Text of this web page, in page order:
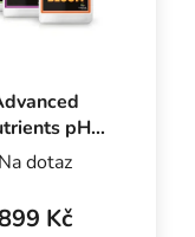
pH
Grow-
hnojiv
Na dotaz
Kč